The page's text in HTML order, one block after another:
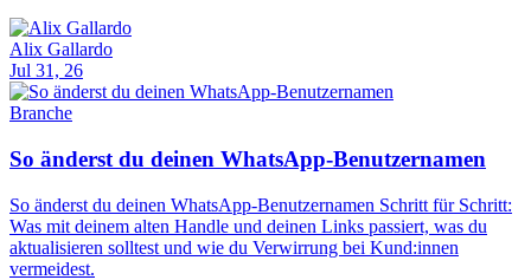
Alix Gallardo
Jul 31, 26
Branche
So änderst du deinen WhatsApp-Benutzernamen
So änderst du deinen WhatsApp-Benutzernamen Schritt für Schritt:
Was mit deinem alten Handle und deinen Links passiert, was du
aktualisieren solltest und wie du Verwirrung bei Kund:innen
vermeidest.